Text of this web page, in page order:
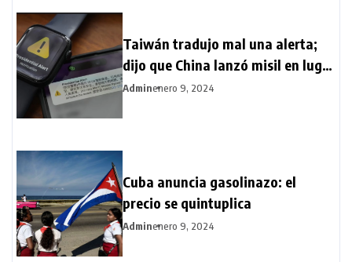
Taiwán tradujo mal una alerta;
dijo que China lanzó misil en lugar
de satélite
Adminenero 9, 2024
Cuba anuncia gasolinazo: el
precio se quintuplica
Adminenero 9, 2024